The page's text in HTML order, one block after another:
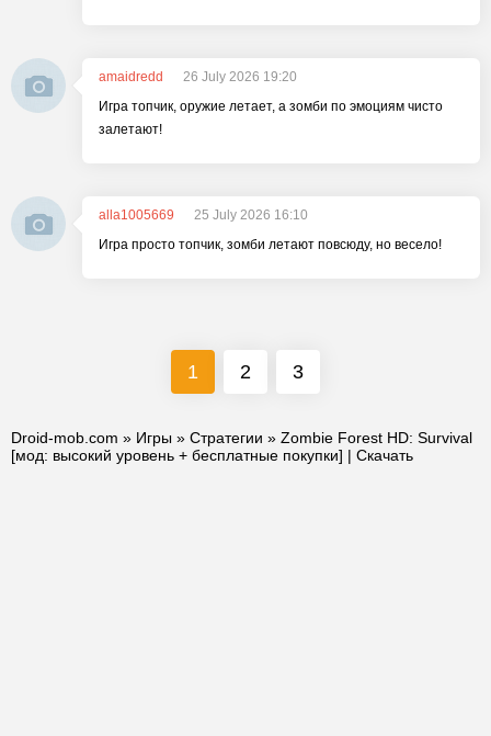
amaidredd
26 July 2026 19:20
Игра топчик, оружие летает, а зомби по эмоциям чисто
залетают!
alla1005669
25 July 2026 16:10
Игра просто топчик, зомби летают повсюду, но весело!
1 2 3
Droid-mob.com » Игры » Стратегии » Zombie Forest HD: Survival
[мод: высокий уровень + бесплатные покупки] | Скачать